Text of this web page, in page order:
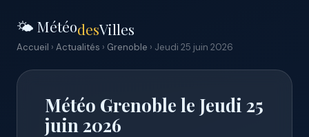
🌤️ MétéodesVilles
Accueil › Actualités › Grenoble › Jeudi 25 juin 2026
Météo Grenoble le Jeudi 25
juin 2026